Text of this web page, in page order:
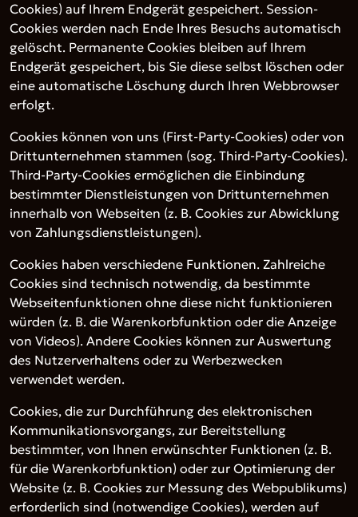
Cookies) auf Ihrem Endgerät gespeichert. Session-
Cookies werden nach Ende Ihres Besuchs automatisch
gelöscht. Permanente Cookies bleiben auf Ihrem
Endgerät gespeichert, bis Sie diese selbst löschen oder
eine automatische Löschung durch Ihren Webbrowser
erfolgt.
Cookies können von uns (First-Party-Cookies) oder von
Drittunternehmen stammen (sog. Third-Party-Cookies).
Third-Party-Cookies ermöglichen die Einbindung
bestimmter Dienstleistungen von Drittunternehmen
innerhalb von Webseiten (z. B. Cookies zur Abwicklung
von Zahlungsdienstleistungen).
Cookies haben verschiedene Funktionen. Zahlreiche
Cookies sind technisch notwendig, da bestimmte
Webseitenfunktionen ohne diese nicht funktionieren
würden (z. B. die Warenkorbfunktion oder die Anzeige
von Videos). Andere Cookies können zur Auswertung
des Nutzerverhaltens oder zu Werbezwecken
verwendet werden.
Cookies, die zur Durchführung des elektronischen
Kommunikationsvorgangs, zur Bereitstellung
bestimmter, von Ihnen erwünschter Funktionen (z. B.
für die Warenkorbfunktion) oder zur Optimierung der
Website (z. B. Cookies zur Messung des Webpublikums)
erforderlich sind (notwendige Cookies), werden auf